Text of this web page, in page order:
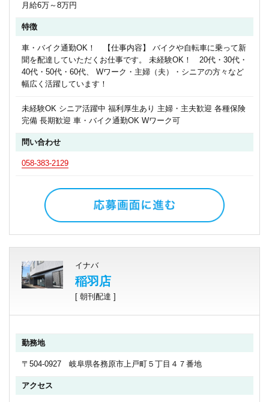
月給6万～8万円
特徴
車・バイク通勤OK！ 【仕事内容】 バイクや自転車に乗って新
聞を配達していただくお仕事です。 未経験OK！ 20代・30代・
40代・50代・60代、 Wワーク・主婦（夫）・シニアの方々など
幅広く活躍しています！
未経験OK シニア活躍中 福利厚生あり 主婦・主夫歓迎 各種保険
完備 長期歓迎 車・バイク通勤OK Wワーク可
問い合わせ
058-383-2129
イナバ
稲羽店
[ 朝刊配達 ]
勤務地
〒504-0927 岐阜県各務原市上戸町５丁目４７番地
アクセス